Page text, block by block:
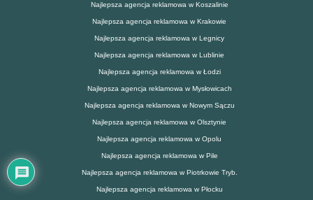
Najlepsza agencja reklamowa w Koszalinie
Najlepsza agencja reklamowa w Krakowie
Najlepsza agencja reklamowa w Legnicy
Najlepsza agencja reklamowa w Lublinie
Najlepsza agencja reklamowa w Łodzi
Najlepsza agencja reklamowa w Mysłowicach
Najlepsza agencja reklamowa w Nowym Sączu
Najlepsza agencja reklamowa w Olsztynie
Najlepsza agencja reklamowa w Opolu
Najlepsza agencja reklamowa w Pile
Najlepsza agencja reklamowa w Piotrkowie Tryb.
Najlepsza agencja reklamowa w Płocku